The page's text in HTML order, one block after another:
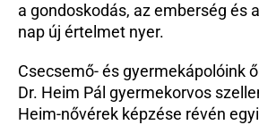
a gondoskodás, az emberség és
nap új értelmet nyer.
Csecsemő- és gyermekápolóink
Dr. Heim Pál gyermekorvos
Heim-nővérek képzése révén